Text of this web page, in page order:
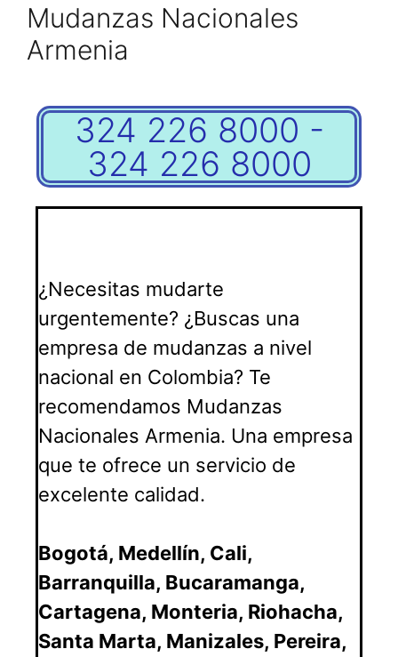
Mudanzas Nacionales
Armenia
324 226 8000 -
324 226 8000
¿Necesitas mudarte
urgentemente? ¿Buscas una
empresa de mudanzas a nivel
nacional en Colombia? Te
recomendamos Mudanzas
Nacionales Armenia. Una empresa
que te ofrece un servicio de
excelente calidad.
Bogotá, Medellín, Cali,
Barranquilla, Bucaramanga,
Cartagena, Monteria, Riohacha,
Santa Marta, Manizales, Pereira,